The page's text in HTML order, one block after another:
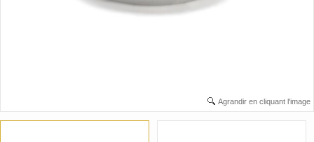
Agrandir en cliquant l'image